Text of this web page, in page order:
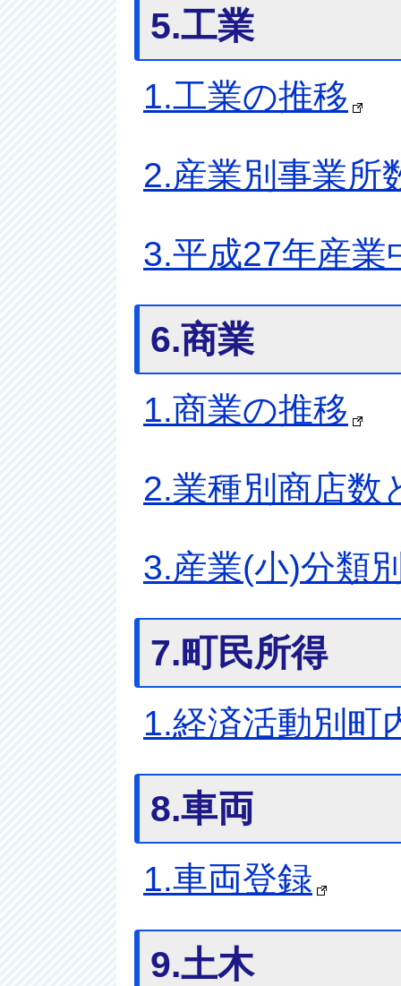
5.工業
1.工業の推移
2.産業別事業所
3.平成27年産業
6.商業
1.商業の推移
2.業種別商店数
3.産業(小)分類
7.町民所得
1.経済活動別町
8.車両
1.車両登録
9.土木